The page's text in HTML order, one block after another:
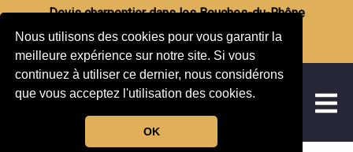
Nous utilisons des cookies pour vous garantir la
meilleure expérience sur notre site. Si vous
continuez à utiliser ce dernier, nous considérons
que vous acceptez l'utilisation des cookies.
OK
Devis charpentier dans les Bouches-du-Rhône